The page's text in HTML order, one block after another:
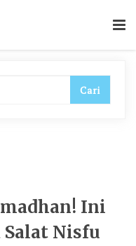
Ini
Salat Nisfu